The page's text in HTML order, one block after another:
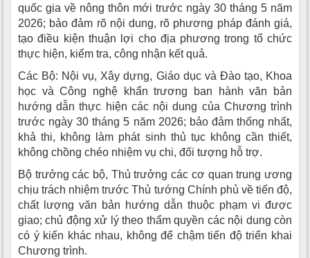
quốc gia về nông thôn mới trước ngày 30 tháng 5 năm
2026; bảo đảm rõ nội dung, rõ phương pháp đánh giá,
tạo điều kiện thuận lợi cho địa phương trong tổ chức
thực hiện, kiểm tra, công nhận kết quả.
Các Bộ: Nội vụ, Xây dựng, Giáo dục và Đào tạo, Khoa
học và Công nghệ khẩn trương ban hành văn bản
hướng dẫn thực hiện các nội dung của Chương trình
trước ngày 30 tháng 5 năm 2026; bảo đảm thống nhất,
khả thi, không làm phát sinh thủ tục không cần thiết,
không chồng chéo nhiệm vụ chi, đối tượng hỗ trợ.
Bộ trưởng các bộ, Thủ trưởng các cơ quan trung ương
chịu trách nhiệm trước Thủ tướng Chính phủ về tiến độ,
chất lượng văn bản hướng dẫn thuộc phạm vi được
giao; chủ động xử lý theo thẩm quyền các nội dung còn
có ý kiến khác nhau, không để chậm tiến độ triển khai
Chương trình.